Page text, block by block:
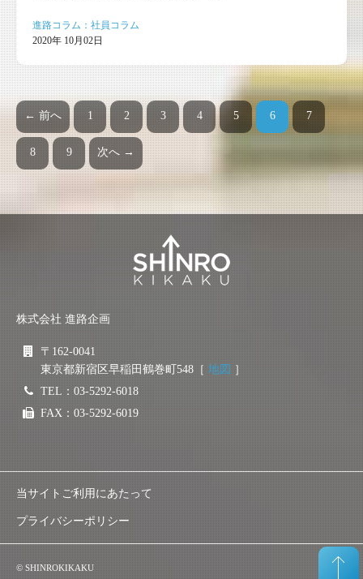
進路コラム：社員コラム
2020年 10月02日
← 前へ 1 2 3 4 5
6
（このページ）
7
8 9 次へ →
株式会社 進路企画
〒162-0041
東京都新宿区早稲田鶴巻町548［ 地図 ］
TEL：03-5292-6018
FAX：03-5292-6019
当サイトご利用にあたって
プライバシーポリシー
© SHINROKIKAKU